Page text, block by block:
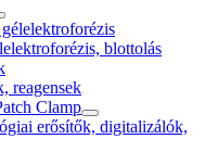
blottolás
reagensek
Clamp
erősítők, digitalizálók,